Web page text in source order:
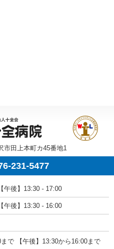
市田上本町カ45番地1
231-5477
午後】13:30 - 17:00
午後】13:30 - 16:00
で 【午後】13:30から16:00まで